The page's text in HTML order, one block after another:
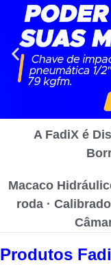
A FadiX é
Macaco
roda ·
Produtos